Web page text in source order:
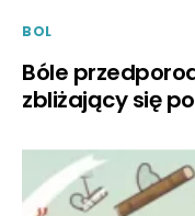
BOL
Bóle
zbliżający się